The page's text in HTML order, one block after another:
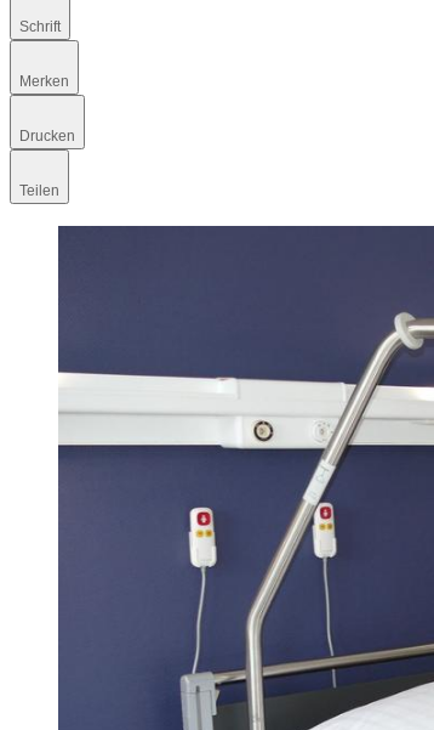
Schrift
Merken
Drucken
Teilen